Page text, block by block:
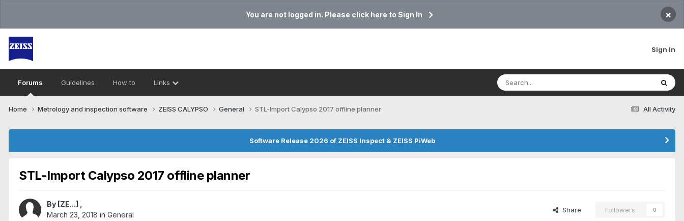
You are not logged in. Please click here to Sign In ×
Sign In
Forums Guidelines How to Links
All Activity
Home Metrology and inspection software ZEISS CALYPSO General STL-Import Calypso 2017 offline planner
Software Release 2026 of ZEISS Inspect & ZEISS PiWeb
STL-Import Calypso 2017 offline planner
By [ZE...]
March 23, 2018 in General
Share Followers 0